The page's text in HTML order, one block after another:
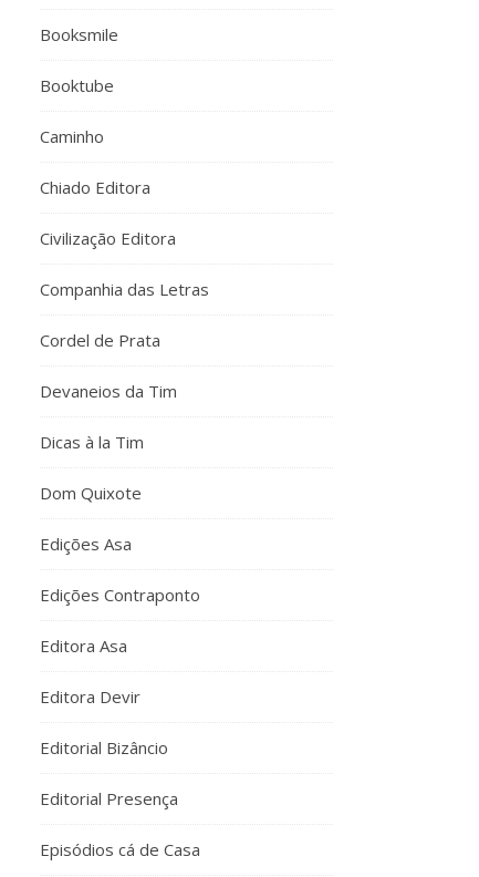
Booksmile
Booktube
Caminho
Chiado Editora
Civilização Editora
Companhia das Letras
Cordel de Prata
Devaneios da Tim
Dicas à la Tim
Dom Quixote
Edições Asa
Edições Contraponto
Editora Asa
Editora Devir
Editorial Bizâncio
Editorial Presença
Episódios cá de Casa